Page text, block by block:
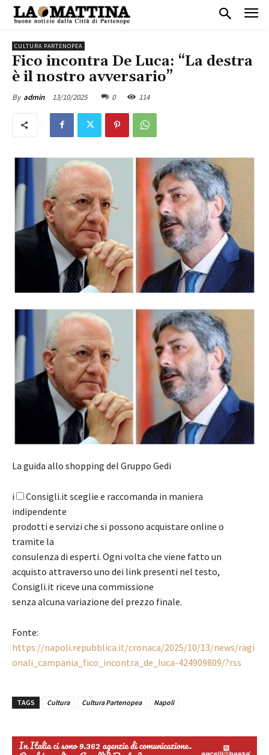
CULTURA PARTENOPEA
Fico incontra De Luca: “La destra
è il nostro avversario”
By admin 13/10/2025 0 114
La guida allo shopping del Gruppo Gedi
i
Consigli.it sceglie e raccomanda in maniera
indipendente
prodotti e servizi che si possono acquistare online o
tramite la
consulenza di esperti. Ogni volta che viene fatto un
acquisto attraverso uno dei link presenti nel testo,
Consigli.it riceve una commissione
senza alcuna variazione del prezzo finale.
Fonte:
https://napoli.repubblica.it/cronaca/2025/10/13/news/ragi
onali_campania_fico_incontra_de_luca-424909809/?rss
TAGS Cultura Cultura Partenopea Napoli